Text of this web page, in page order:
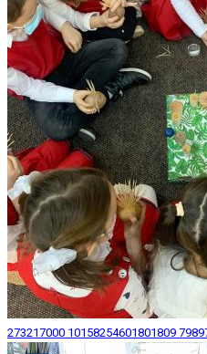
273217000 10158254601801809